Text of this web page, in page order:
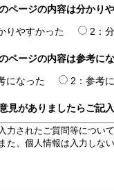
ページの内容は分かり
りやすかった
2：
ページの内容は参考に
になった
2：参考
見がありましたらご記